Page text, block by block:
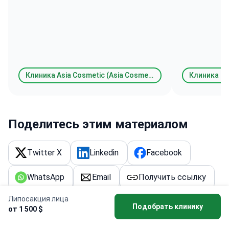
Липосакция лица
от 1 500 $
Подобрать клинику
Клиника Asia Cosmetic (Asia Cosmetic Hospital)
Поделитесь этим материалом
Twitter X Linkedin Facebook
WhatsApp Email Получить ссылку